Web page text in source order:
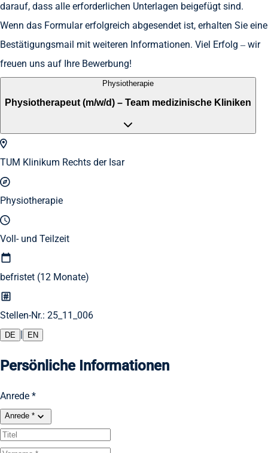
darauf, dass alle erforderlichen Unterlagen beigefügt sind.
Wenn das Formular erfolgreich abgesendet ist, erhalten Sie eine
Bestätigungsmail mit weiteren Informationen. Viel Erfolg – wir
freuen uns auf Ihre Bewerbung!
Physiotherapie
Physiotherapeut (m/w/d) – Team medizinische Kliniken
TUM Klinikum Rechts der Isar
Physiotherapie
Voll- und Teilzeit
befristet (12 Monate)
Stellen-Nr.: 25_11_006
DE | EN
Persönliche Informationen
Anrede *
Anrede *